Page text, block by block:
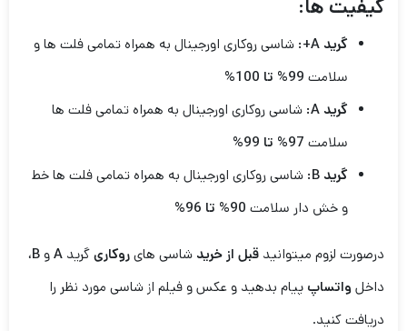
کیفیت ها:
گرید A+:
شاسی روکاری اورجینال به همراه تمامی فلت ها و
سلامت
گرید A:
شاسی روکاری اورجینال به همراه تمامی فلت ها
سلامت 97% تا 99%
گرید B:
شاسی روکاری اورجینال به همراه تمامی فلت ها خط
و خش دار سلامت 90% تا 96%
درصورت لزوم میتوانید قبل از خرید شاسی هایروکاریگرید Aو B،
داخلواتساپ پیام بدهید و عکس و فیلم از شاسی مورد نظر را
دریافت کنید.